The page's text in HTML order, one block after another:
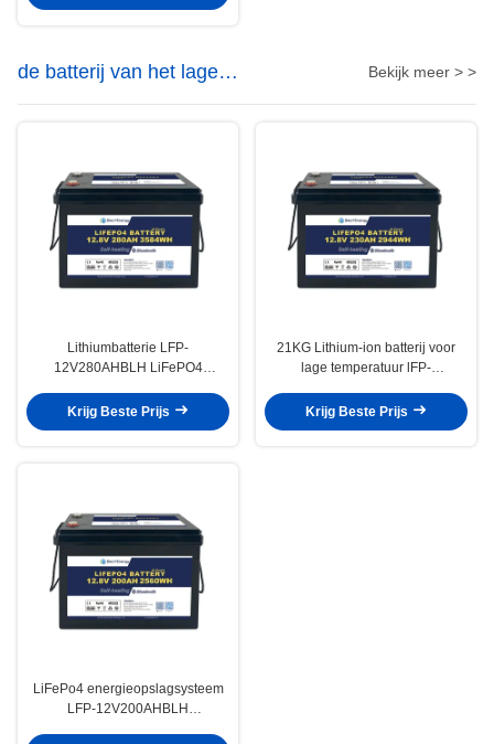
de batterij van het lage
temperatuurlithium
Bekijk meer > >
Lithiumbatterie LFP-
12V280AHBLH LiFePO4
zelfontladingspercentage
Krijg Beste Prijs
21KG Lithium-ion batterij voor
lage temperatuur lFP-
°C Prismatische cellen
Krijg Beste Prijs
LiFePo4 energieopslagsysteem
LFP-12V200AHBLH